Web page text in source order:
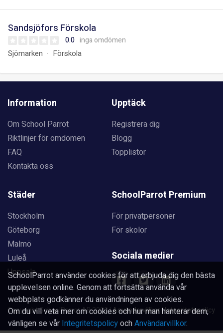
Sandsjöfors Förskola
0.0 inga omdömen
Sjömarken Förskola
Information
Om School Parrot
Riktlinjer för omdömen
FAQ
Kontakta oss
Upptäck
Registrera dig
Blogg
Topplistor
Städer
Stockholm
Göteborg
Malmö
Luleå
Uppsala
SchoolParrot Premium
För privatpersoner
För skolor
Sociala medier
Copyright SchoolParrot AB 2023|Användarvillkor|Integritetspolicy
SchoolParrot använder cookies för att erbjuda dig den bästa
upplevelsen online. Genom att fortsätta använda vår
webbplats godkänner du användningen av cookies.
Om du vill veta mer om cookies och hur man hanterar dem,
vänligen se vår IntegritetspolicyochAnvändarvillkor.